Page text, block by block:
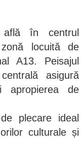
află în centrul
locuită de
A13. Peisajul
asigură
apropierea de
plecare ideal
culturale și